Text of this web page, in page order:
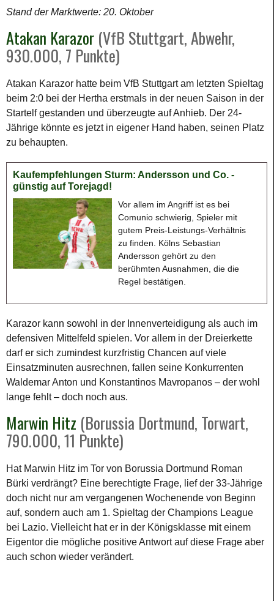
Stand der Marktwerte: 20. Oktober
Atakan Karazor (VfB Stuttgart, Abwehr,
930.000, 7 Punkte)
Atakan Karazor hatte beim VfB Stuttgart am letzten Spieltag
beim 2:0 bei der Hertha erstmals in der neuen Saison in der
Startelf gestanden und überzeugte auf Anhieb. Der 24-
Jährige könnte es jetzt in eigener Hand haben, seinen Platz
zu behaupten.
Kaufempfehlungen Sturm: Andersson und Co. -
günstig auf Torejagd!
Vor allem im Angriff ist es bei
Comunio schwierig, Spieler mit
gutem Preis-Leistungs-Verhältnis
zu finden. Kölns Sebastian
Andersson gehört zu den
berühmten Ausnahmen, die die
Regel bestätigen.
Karazor kann sowohl in der Innenverteidigung als auch im
defensiven Mittelfeld spielen. Vor allem in der Dreierkette
darf er sich zumindest kurzfristig Chancen auf viele
Einsatzminuten ausrechnen, fallen seine Konkurrenten
Waldemar Anton und Konstantinos Mavropanos – der wohl
lange fehlt – doch noch aus.
Marwin Hitz (Borussia Dortmund, Torwart,
790.000, 11 Punkte)
Hat Marwin Hitz im Tor von Borussia Dortmund Roman
Bürki verdrängt? Eine berechtigte Frage, lief der 33-Jährige
doch nicht nur am vergangenen Wochenende von Beginn
auf, sondern auch am 1. Spieltag der Champions League
bei Lazio. Vielleicht hat er in der Königsklasse mit einem
Eigentor die mögliche positive Antwort auf diese Frage aber
auch schon wieder verändert.